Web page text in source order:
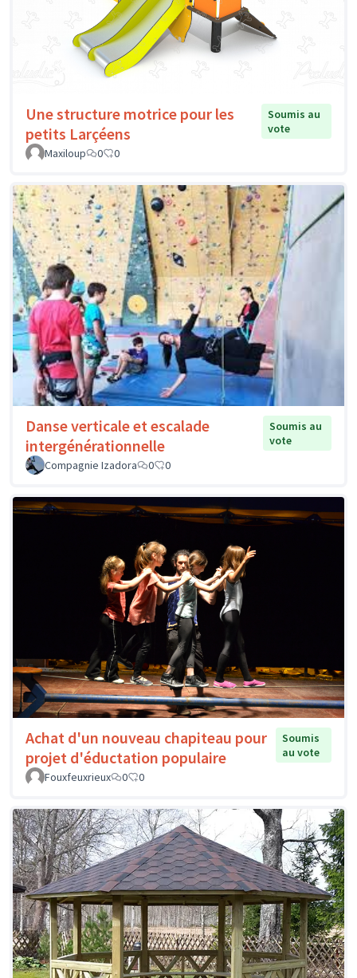
Une structure motrice pour les
petits Larçéens
Soumis au
vote
Maxiloup
0 0
Danse verticale et escalade
intergénérationnelle
Soumis au
vote
Compagnie Izadora
0 0
Achat d'un nouveau chapiteau pour
projet d'éductation populaire
Soumis
au vote
Fouxfeuxrieux
0 0